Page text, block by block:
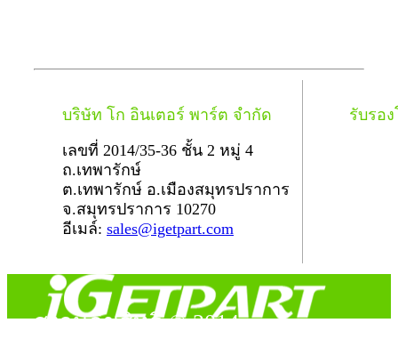
บริษัท โก อินเตอร์ พาร์ต จำกัด
เลขที่ 2014/35-36 ชั้น 2 หมู่ 4
ถ.เทพารักษ์
ต.เทพารักษ์ อ.เมืองสมุทรปราการ
จ.สมุทรปราการ 10270
อีเมล์: sales@igetpart.com
รับรอ
สงวนลิขสิทธิ์ © 2014